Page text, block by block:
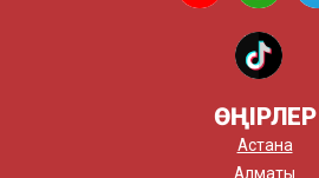
ӨҢІРЛЕР
Астана
Алматы